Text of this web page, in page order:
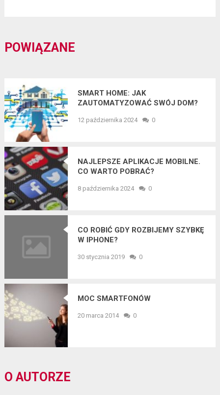
POWIĄZANE
SMART HOME: JAK
ZAUTOMATYZOWAĆ SWÓJ DOM?
12 października 2024 0
NAJLEPSZE APLIKACJE MOBILNE.
CO WARTO POBRAĆ?
8 października 2024 0
CO ROBIĆ GDY ROZBIJEMY SZYBKĘ
W IPHONE?
30 stycznia 2019 0
MOC SMARTFONÓW
20 marca 2014 0
O AUTORZE